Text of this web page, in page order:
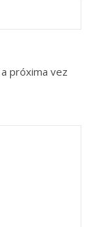
próxima vez